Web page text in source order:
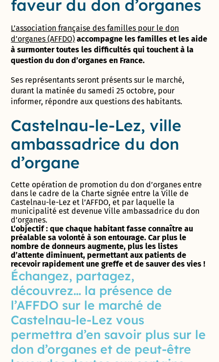
faveur du don d’organes
L’association française des familles pour le don
d’organes (AFFDO) accompagne les familles et les aide
à surmonter toutes les difficultés qui touchent à la
question du don d’organes en France.
Ses représentants seront présents sur le marché,
durant la matinée du samedi 25 octobre, pour
informer, répondre aux questions des habitants.
Castelnau-le-Lez, ville
ambassadrice du don
d’organe
Cette opération de promotion du don d’organes entre
dans le cadre de la Charte signée entre la Ville de
Castelnau-le-Lez et l’AFFDO, et par laquelle la
municipalité est devenue Ville ambassadrice du don
d’organes.
L’objectif : que chaque habitant fasse connaître au
préalable sa volonté à son entourage. Car plus le
nombre de donneurs augmente, plus les listes
d’attente diminuent, permettant aux patients de
recevoir rapidement une greffe et de sauver des vies !
Échangez, partagez,
découvrez… la présence de
l’AFFDO sur le marché de
Castelnau-le-Lez vous
permettra d’en savoir plus sur le
don d’organes et de peut-être